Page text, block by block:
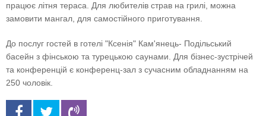
працює літня тераса. Для любителів страв на грилі, можна
замовити мангал, для самостійного приготування.
До послуг гостей в готелі "Ксенія" Кам'янець- Подільський
басейн з фінською та турецькою саунами. Для бізнес-зустрічей
та конференцій є конференц-зал з сучасним обладнанням на
250 чоловік.